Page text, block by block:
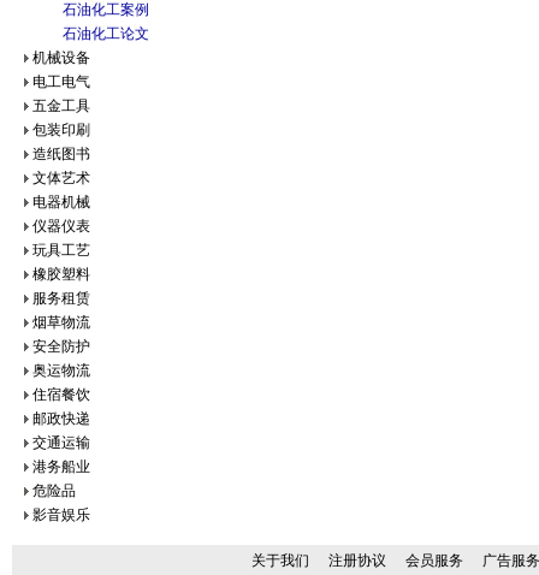
石油化工案例
石油化工论文
机械设备
电工电气
五金工具
包装印刷
造纸图书
文体艺术
电器机械
仪器仪表
玩具工艺
橡胶塑料
服务租赁
烟草物流
安全防护
奥运物流
住宿餐饮
邮政快递
交通运输
港务船业
危险品
影音娱乐
关于我们 注册协议 会员服务
广告服务